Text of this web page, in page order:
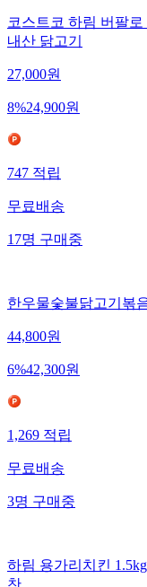
코스트코 하림 버팔
내산 닭고기
27,000원
8%24,900원
747적립
무료배송
17명구매중
한우물숯불닭고기볶
44,800원
6%42,300원
1,269적립
무료배송
3명구매중
하림 용가리치킨